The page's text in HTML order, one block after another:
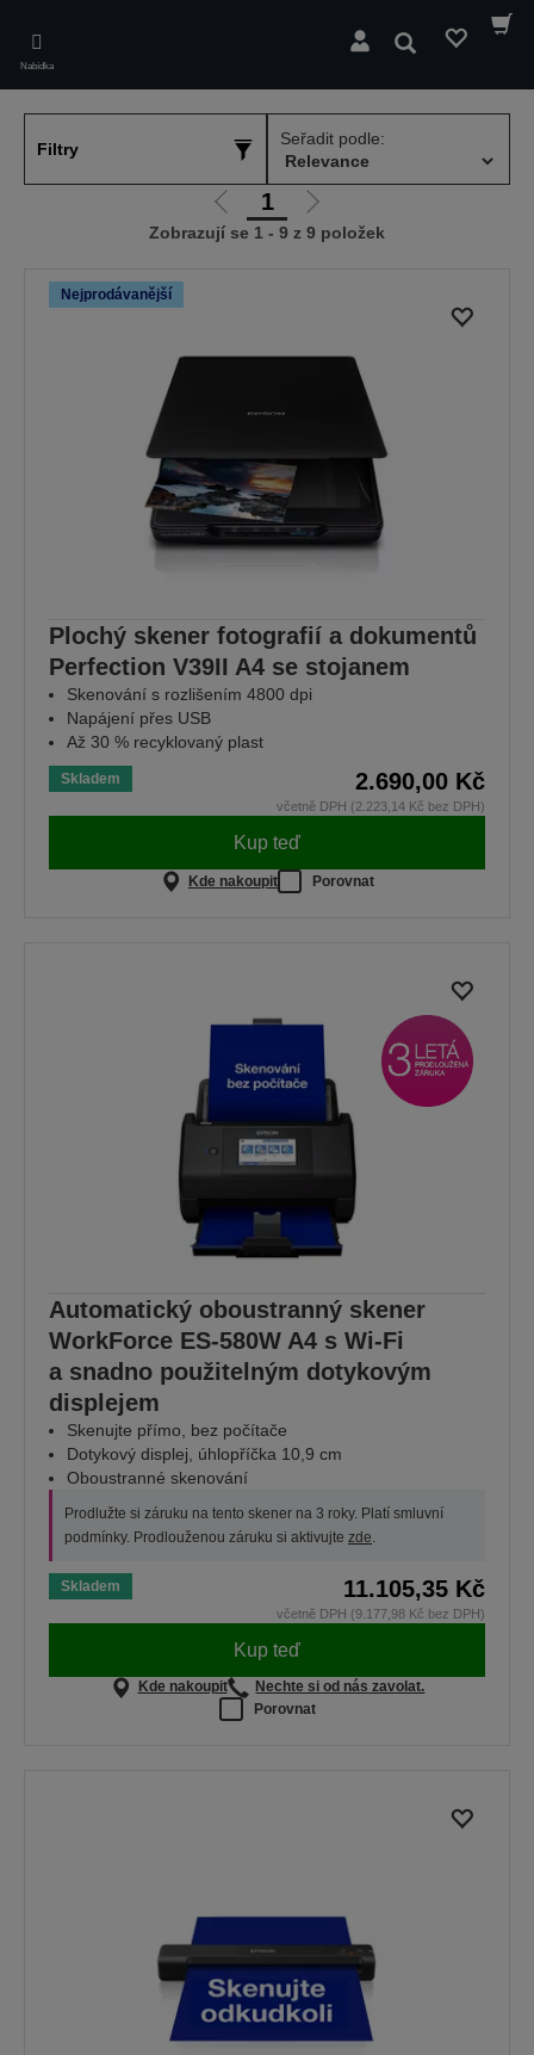
main
content
Nabídka
Hledat
Filtry
Seřadit podle:
Jít
na
1
Jít
na
Zobrazují se 1 - 9 z 9 položek
Nejprodávanější
Plochý skener fotografií a dokumentů
Perfection V39II A4 se stojanem
Skenování s rozlišením 4800 dpi
Napájení přes USB
Až 30 % recyklovaný plast
Skladem 2.690,00 Kč
včetně DPH (2.223,14 Kč bez DPH)
Kup teď
Kde nakoupit Porovnat
Automatický oboustranný skener
WorkForce ES-580W A4 s Wi-Fi
a snadno použitelným dotykovým
displejem
Skenujte přímo, bez počítače
Dotykový displej, úhlopříčka 10,9 cm
Oboustranné skenování
Prodlužte si záruku na tento skener na 3 roky. Platí smluvní
podmínky. Prodlouženou záruku si aktivujte zde.
Skladem 11.105,35 Kč
včetně DPH (9.177,98 Kč bez DPH)
Kup teď
Kde nakoupit
Nechte si od nás zavolat.
Porovnat